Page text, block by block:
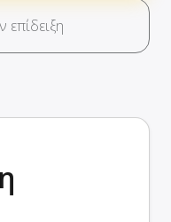
επίδειξη